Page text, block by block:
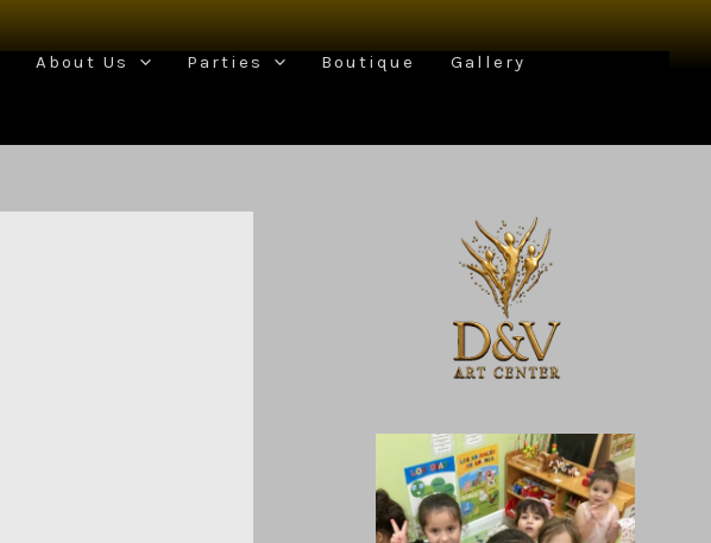
About Us Parties Boutique
Gallery